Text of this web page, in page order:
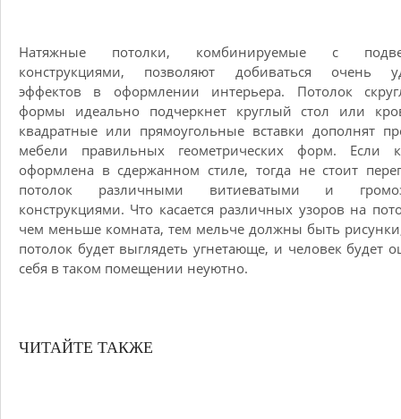
Натяжные потолки, комбинируемые с
конструкциями, позволяют добиваться очень
эффектов в оформлении интерьера. Потолок
формы идеально подчеркнет круглый стол или
квадратные или прямоугольные вставки дополнят
мебели правильных геометрических форм. Если
оформлена в сдержанном стиле, тогда не стоит
потолок различными витиеватыми и
конструкциями. Что касается различных узоров на
чем меньше комната, тем мельче должны быть
потолок будет выглядеть угнетающе, и человек будет
себя в таком помещении неуютно.
ЧИТАЙТЕ ТАКЖЕ